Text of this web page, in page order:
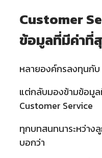
Customer
ข้อมูลที่มีค่าที่
หลายองค์กรลงทุนกั
แต่กลับมองข้ามข้อมู
Customer Service
ทุกบทสนทนาระหว่าง
บอกว่า